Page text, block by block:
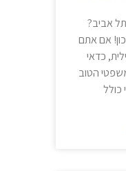
אביב?
אם אתם
כדאי
הטוב
כולל